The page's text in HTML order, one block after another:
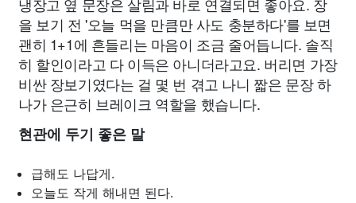
을 보기 전 '오늘 먹을 만큼만 사도 충분하다'를 보면
괜히 1+1에 흔들리는 마음이 조금 줄어듭니다. 솔직
히 할인이라고 다 이득은 아니더라고요. 버리면 가장
비싼 장보기였다는 걸 몇 번 겪고 나니 짧은 문장 하
나가 은근히 브레이크 역할을 했습니다.
현관에 두기 좋은 말
급해도 나답게.
오늘도 작게 해내면 된다.